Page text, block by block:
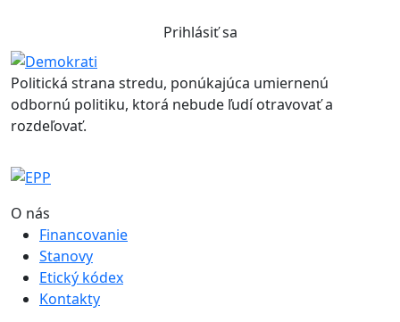
Prihlásiť sa
Politická strana stredu, ponúkajúca umiernenú
odbornú politiku, ktorá nebude ľudí otravovať a
rozdeľovať.
O nás
Financovanie
Stanovy
Etický kódex
Kontakty